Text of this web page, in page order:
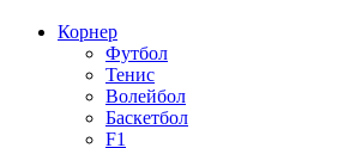
Корнер
Футбол
Тенис
Волейбол
Баскетбол
F1